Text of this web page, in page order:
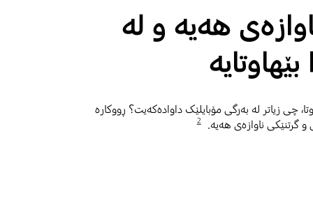
هەیە و لە
چی زیاتر لە بەرگی مۆبایلێک داوادەکەیت؟ ڕووکارە
گرتنێکی ناوازەی هەیە.
2